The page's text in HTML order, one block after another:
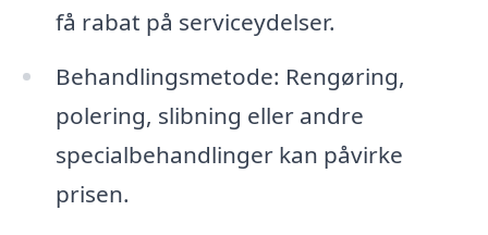
få rabat på serviceydelser.
Behandlingsmetode: Rengøring,
polering, slibning eller andre
specialbehandlinger kan påvirke
prisen.